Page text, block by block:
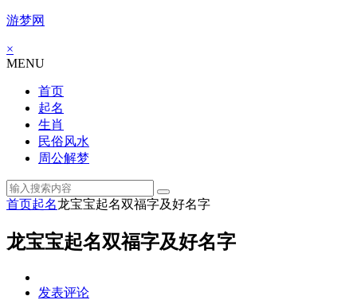
游梦网
×
MENU
首页
起名
生肖
民俗风水
周公解梦
首页起名龙宝宝起名双福字及好名字
龙宝宝起名双福字及好名字
发表评论